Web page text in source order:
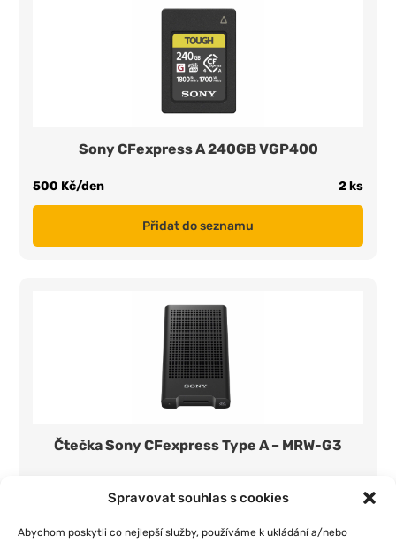
Spravovat souhlas s cookies
Abychom poskytli co nejlepší služby, používáme k ukládání a/nebo
Sony CFexpress A 240GB VGP400
500 Kč/den 2 ks
Přidat do seznamu
Čtečka Sony CFexpress Type A – MRW-G3